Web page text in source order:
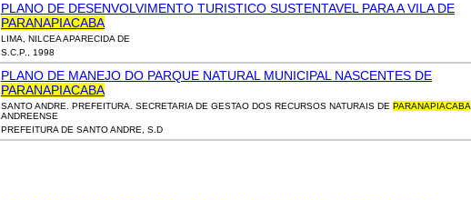
PLANO DE DESENVOLVIMENTO TURISTICO SUSTENTAVEL PARA A VILA DE
PARANAPIACABA
LIMA, NILCEA APARECIDA DE
S.C.P., 1998
PLANO DE MANEJO DO PARQUE NATURAL MUNICIPAL NASCENTES DE
PARANAPIACABA
SANTO ANDRE. PREFEITURA. SECRETARIA DE GESTAO DOS RECURSOS NATURAIS DE PARANAPIACABA
ANDREENSE
PREFEITURA DE SANTO ANDRE, S.D